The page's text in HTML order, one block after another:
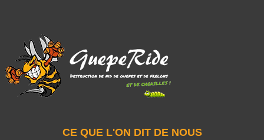
CE QUE L'ON DIT DE NOUS